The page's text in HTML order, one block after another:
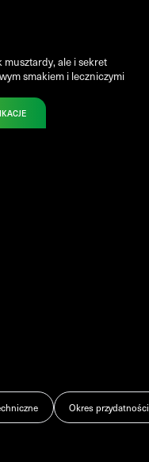
musztardy, ale i sekret
smakiem i leczniczymi
Okres przydatności